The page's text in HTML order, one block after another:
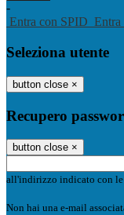
-
Entra con SPID Entra
Seleziona utente
button close ×
Recupero
button close ×
all'indirizzo indicato con le
Non hai una e-mail